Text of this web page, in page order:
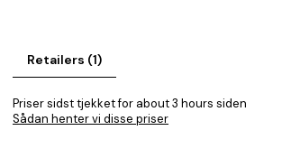
Retailers (1)
Priser sidst tjekket for about 3 hours siden
Sådan henter vi disse priser